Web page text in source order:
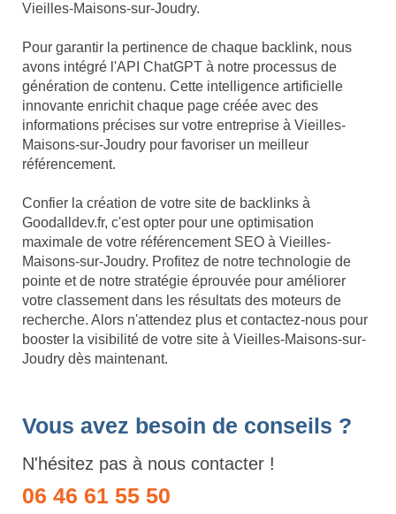
Vieilles-Maisons-sur-Joudry.
Pour garantir la pertinence de chaque backlink, nous
avons intégré l'API ChatGPT à notre processus de
génération de contenu. Cette intelligence artificielle
innovante enrichit chaque page créée avec des
informations précises sur votre entreprise à Vieilles-
Maisons-sur-Joudry pour favoriser un meilleur
référencement.
Confier la création de votre site de backlinks à
Goodalldev.fr, c'est opter pour une optimisation
maximale de votre référencement SEO à Vieilles-
Maisons-sur-Joudry. Profitez de notre technologie de
pointe et de notre stratégie éprouvée pour améliorer
votre classement dans les résultats des moteurs de
recherche. Alors n'attendez plus et contactez-nous pour
booster la visibilité de votre site à Vieilles-Maisons-sur-
Joudry dès maintenant.
Vous avez besoin de conseils ?
N'hésitez pas à nous contacter !
06 46 61 55 50